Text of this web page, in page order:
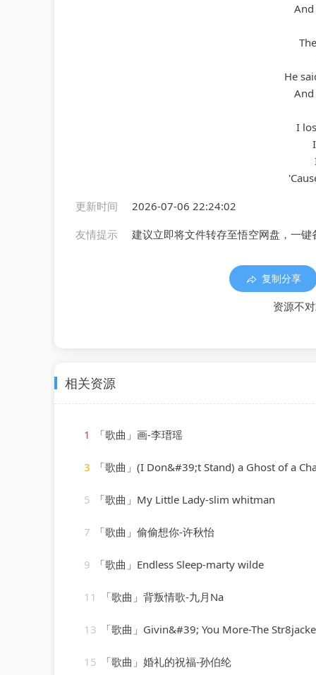
He
I
更新时间
2026-07-06 22:24:02
友情提示
建议立即将文件转存至悟空网盘，一
复制分享
资源不
相关资源
1 「歌曲」画-李瑨瑶
3 「歌曲」(I Don&#39;t Stand) a Ghost of a Chance-cab calloway &
5 「歌曲」My Little Lady-slim whitman
7 「歌曲」偷偷想你-许秋怡
9 「歌曲」Endless Sleep-marty wilde
11 「歌曲」背叛情歌-九月Na
13 「歌曲」Givin&#39; You More-The Str8jackets & Sam Obernik、Tyree Cooper、
15 「歌曲」婚礼的祝福-孙伯纶